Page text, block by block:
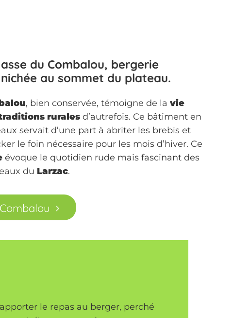
du Combalou, bergerie
au sommet du plateau.
, bien conservée, témoigne de la vie
rurales d’autrefois. Ce bâtiment en
servait d’une part à abriter les brebis et
le foin nécessaire pour les mois d’hiver. Ce
évoque le quotidien rude mais fascinant des
du Larzac.
le repas au berger, perché